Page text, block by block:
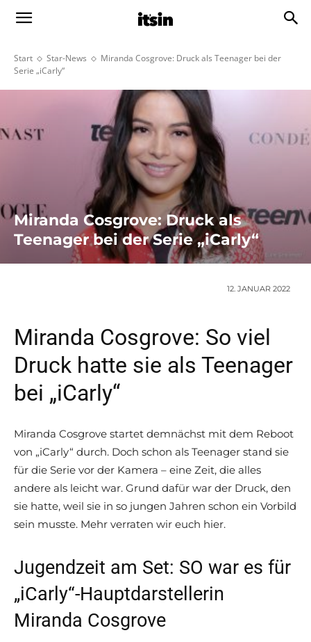
Start Star-News
Miranda Cosgrove: Druck als Teenager bei der
Serie „iCarly“
Miranda Cosgrove: Druck als
Teenager bei der Serie „iCarly“
12. JANUAR 2022
Miranda Cosgrove: So viel
Druck hatte sie als Teenager
bei „iCarly“
Miranda Cosgrove startet demnächst mit dem Reboot
von „iCarly“ durch. Doch schon als Teenager stand sie
für die Serie vor der Kamera – eine Zeit, die alles
andere als leicht war. Grund dafür war der Druck, den
sie hatte, weil sie in so jungen Jahren schon ein Vorbild
sein musste. Mehr verraten wir euch hier.
Jugendzeit am Set: SO war es für
„iCarly“-Hauptdarstellerin
Miranda Cosgrove